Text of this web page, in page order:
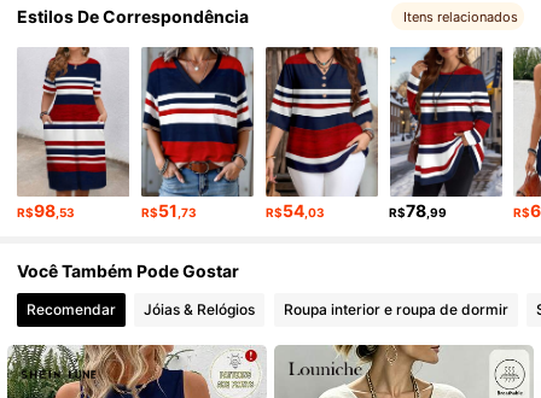
4,91 1M Seguidores
4,91 1M Seguidores
4,91 1M Seguidores
4,91 1M Seguidores
4,91 1M Seguidores
Estilos De Correspondência Itens relacionados
R$98 ,53 R$51 ,73 R$54,03 R$78 ,99 R$
Você Também Pode Gostar
Recomendar Jóias & Relógios Roupa interior e roupa de dormir